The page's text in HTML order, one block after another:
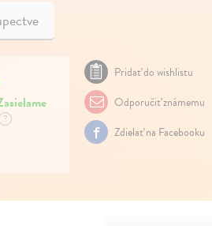
?
Pridať do wishlistu
Odporučiť známemu
Zdielať na Facebooku